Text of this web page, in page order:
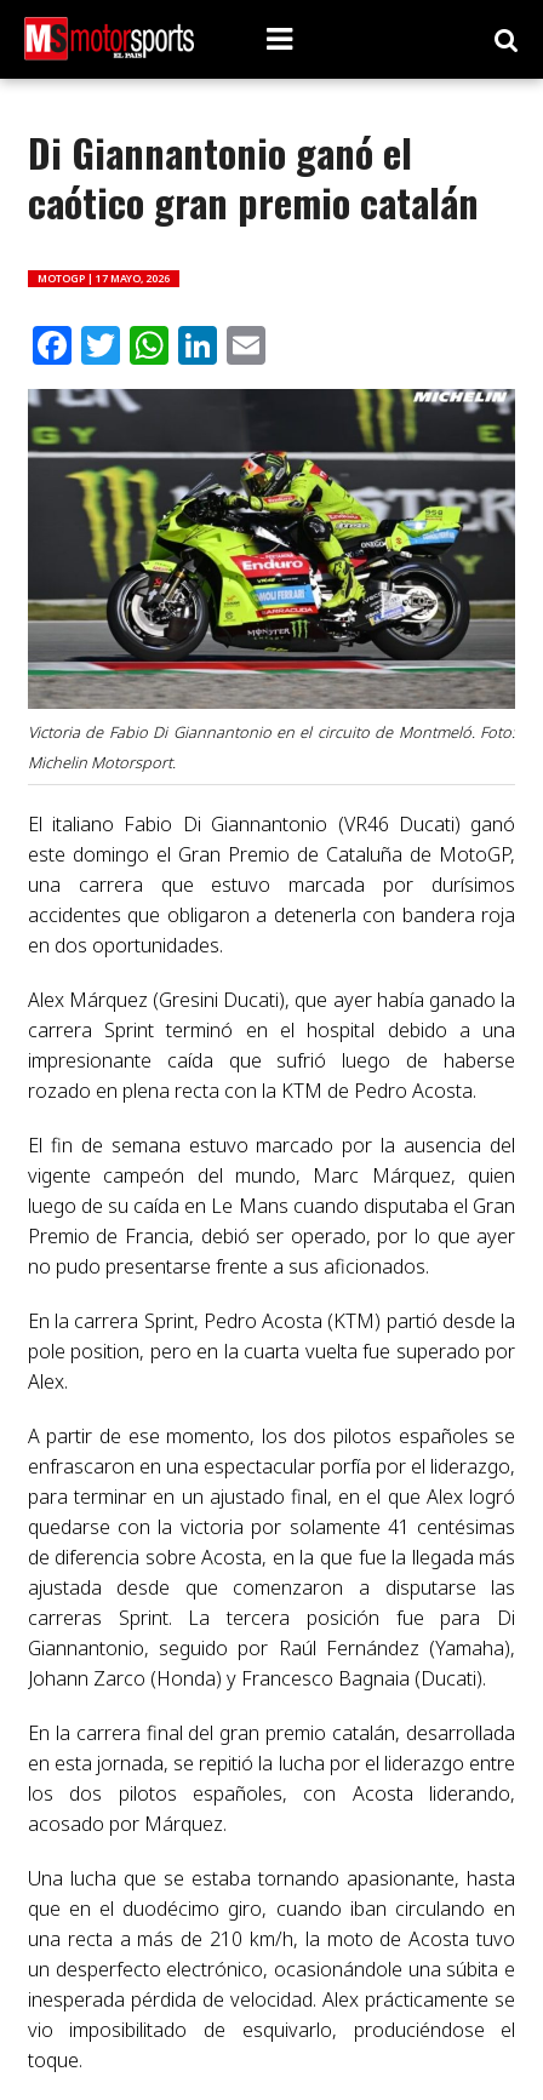
Di Giannantonio ganó el
caótico gran premio catalán
MOTOGP | 17 MAYO, 2026
Facebook
Twitter
WhatsApp
LinkedIn
Email
Victoria de Fabio Di Giannantonio en el circuito de Montmeló. Foto:
Michelin Motorsport.
El italiano Fabio Di Giannantonio (VR46 Ducati) ganó
este domingo el Gran Premio de Cataluña de MotoGP,
una carrera que estuvo marcada por durísimos
accidentes que obligaron a detenerla con bandera roja
en dos oportunidades.
Alex Márquez (Gresini Ducati), que ayer había ganado la
carrera Sprint terminó en el hospital debido a una
impresionante caída que sufrió luego de haberse
rozado en plena recta con la KTM de Pedro Acosta.
El fin de semana estuvo marcado por la ausencia del
vigente campeón del mundo, Marc Márquez, quien
luego de su caída en Le Mans cuando disputaba el Gran
Premio de Francia, debió ser operado, por lo que ayer
no pudo presentarse frente a sus aficionados.
En la carrera Sprint, Pedro Acosta (KTM) partió desde la
pole position, pero en la cuarta vuelta fue superado por
Alex.
A partir de ese momento, los dos pilotos españoles se
enfrascaron en una espectacular porfía por el liderazgo,
para terminar en un ajustado final, en el que Alex logró
quedarse con la victoria por solamente 41 centésimas
de diferencia sobre Acosta, en la que fue la llegada más
ajustada desde que comenzaron a disputarse las
carreras Sprint. La tercera posición fue para Di
Giannantonio, seguido por Raúl Fernández (Yamaha),
Johann Zarco (Honda) y Francesco Bagnaia (Ducati).
En la carrera final del gran premio catalán, desarrollada
en esta jornada, se repitió la lucha por el liderazgo entre
los dos pilotos españoles, con Acosta liderando,
acosado por Márquez.
Una lucha que se estaba tornando apasionante, hasta
que en el duodécimo giro, cuando iban circulando en
una recta a más de 210 km/h, la moto de Acosta tuvo
un desperfecto electrónico, ocasionándole una súbita e
inesperada pérdida de velocidad. Alex prácticamente se
vio imposibilitado de esquivarlo, produciéndose el
toque.